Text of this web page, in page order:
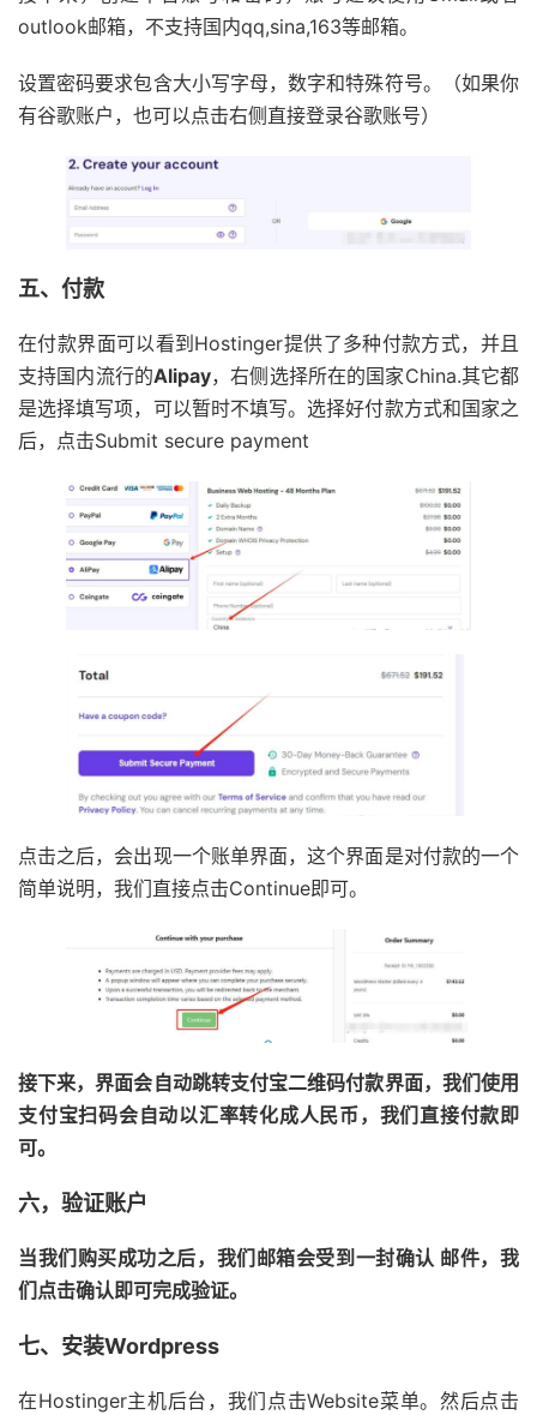
outlook邮箱，不支持国内qq,sina,163等邮箱。
设置密码要求包含大小写字母，数字和特殊符号。（如果你
有谷歌账户，也可以点击右侧直接登录谷歌账号）
五、付款
在付款界面可以看到Hostinger提供了多种付款方式，并且
支持国内流行的Alipay，右侧选择所在的国家China.其它都
是选择填写项，可以暂时不填写。选择好付款方式和国家之
后，点击Submit secure payment
点击之后，会出现一个账单界面，这个界面是对付款的一个
简单说明，我们直接点击Continue即可。
接下来，界面会自动跳转支付宝二维码付款界面，我们使用
支付宝扫码会自动以汇率转化成人民币，我们直接付款即
可。
六，验证账户
当我们购买成功之后，我们邮箱会受到一封确认 邮件，我
们点击确认即可完成验证。
七、安装Wordpress
在Hostinger主机后台，我们点击Website菜单。然后点击